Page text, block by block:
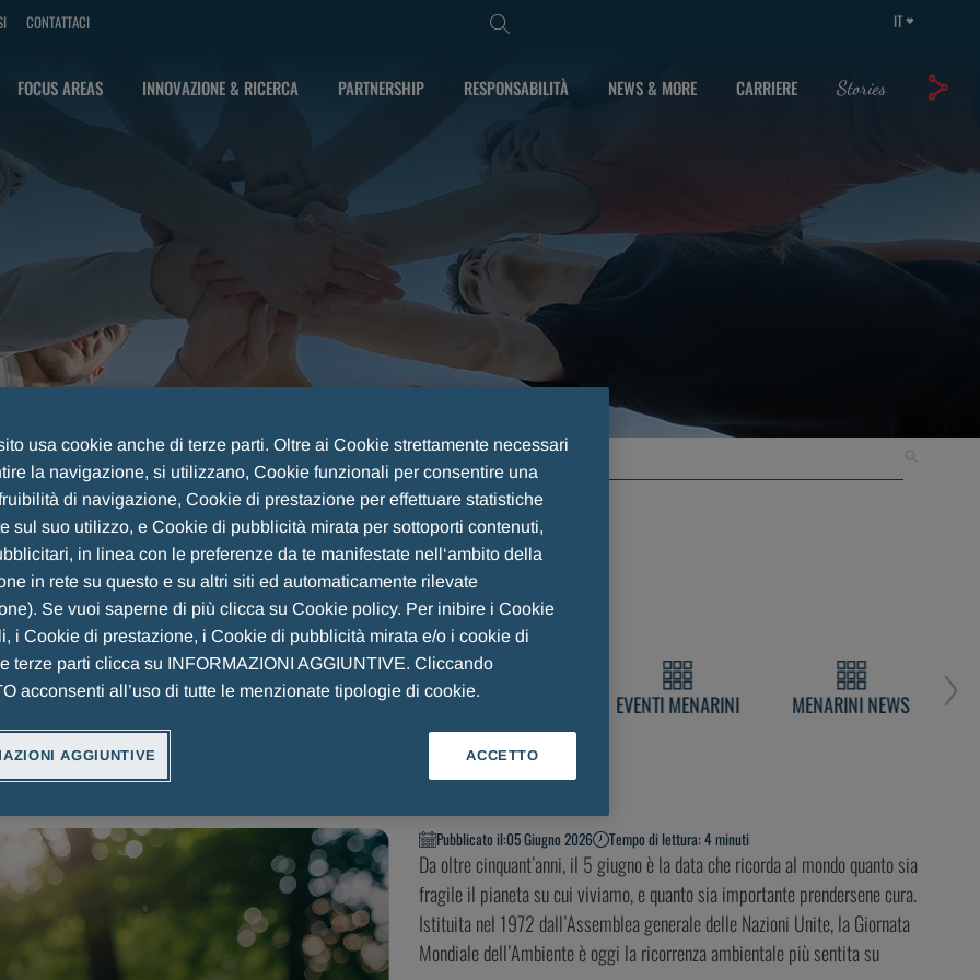
CONTATTACI IT
FOCUS AREAS INNOVAZIONE & RICERCA PARTNERSHIP RESPONSABILITÀ NEWS & MORE CARRIERE Stories
Cerca
ARTE MENARINI LA NOSTRA STORIA WEAREMENARINI EVENTI MENARINI MENARINI NEWS
Pubblicato il:05 Giugno 2026 Tempo di lettura: 4 minuti
Da oltre cinquant’anni, il 5 giugno è la data che ricorda al mondo quanto sia
fragile il pianeta su cui viviamo, e quanto sia importante prendersene cura.
Istituita nel 1972 dall’Assemblea generale delle Nazioni Unite, la Giornata
Mondiale dell’Ambiente è oggi la ricorrenza ambientale più sentita su
usa cookie anche di terze parti. Oltre ai Cookie strettamente necessari
la navigazione, si utilizzano, Cookie funzionali per consentire una
di navigazione, Cookie di prestazione per effettuare statistiche
sul suo utilizzo, e Cookie di pubblicità mirata per sottoporti contenuti,
in linea con le preferenze da te manifestate nell‘ambito della
in rete su questo e su altri siti ed automaticamente rilevate
Se vuoi saperne di più clicca su Cookie policy. Per inibire i Cookie
i Cookie di prestazione, i Cookie di pubblicità mirata e/o i cookie di
terze parti clicca su INFORMAZIONI AGGIUNTIVE. Cliccando
acconsenti all’uso di tutte le menzionate tipologie di cookie.
AGGIUNTIVE ACCETTO